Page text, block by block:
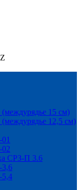
15 см)
12,5 см)
02
СРЗ-П 3.6
3,6
5,4